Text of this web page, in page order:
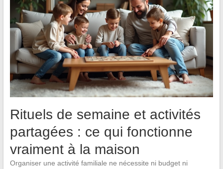
Rituels de semaine et activités
partagées : ce qui fonctionne
vraiment à la maison
Organiser une activité familiale ne nécessite ni budget ni